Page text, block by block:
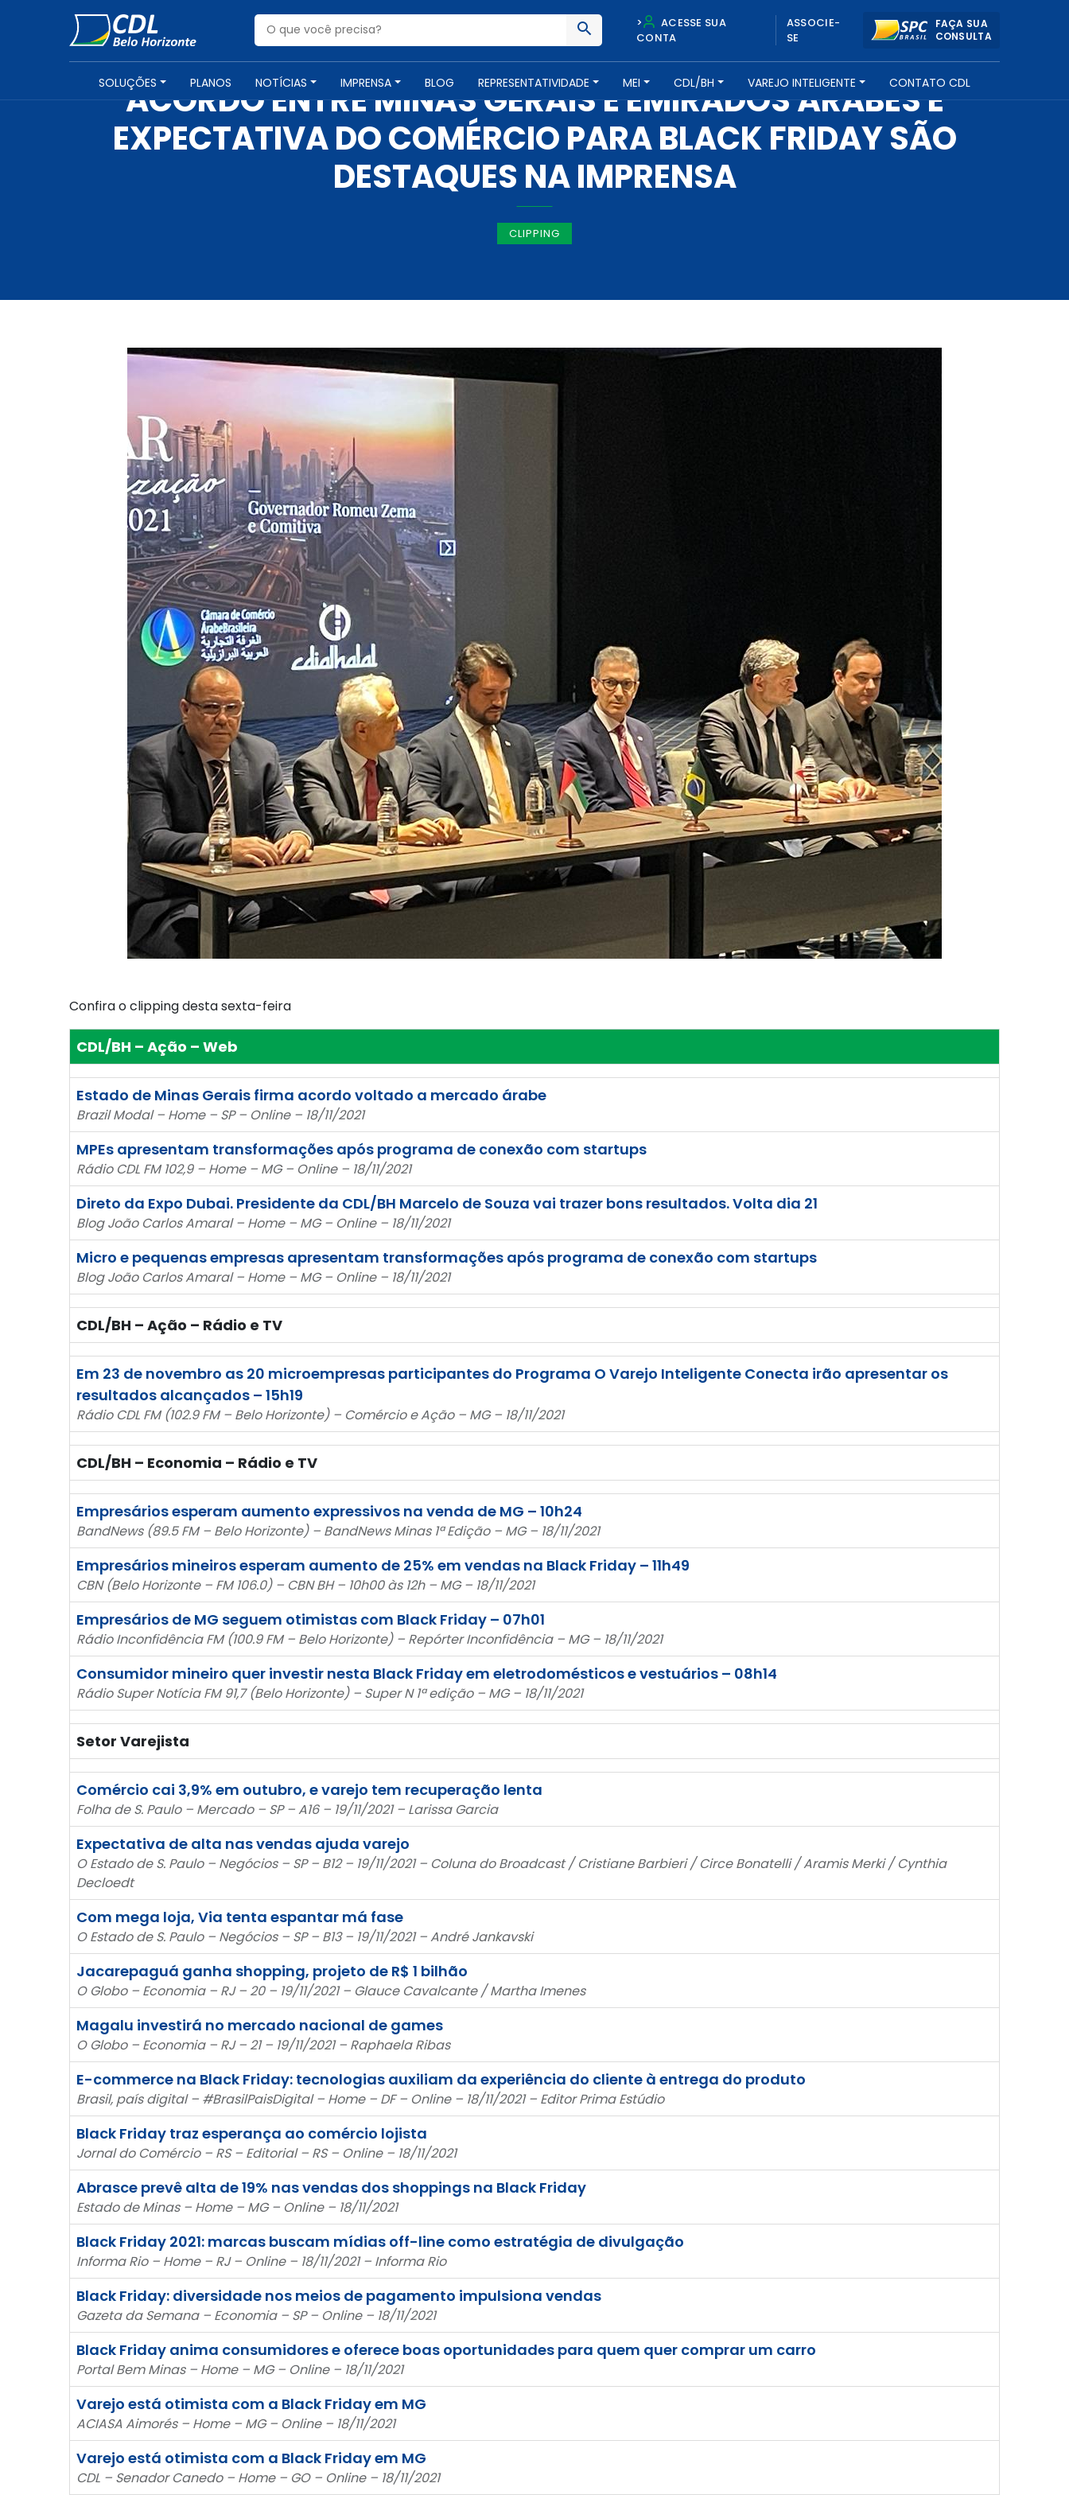
>
ACESSE SUA
CONTA
ASSOCIE-
SE
FAÇA SUA
CONSULTA
SOLUÇÕES PLANOS NOTÍCIAS IMPRENSA BLOG REPRESENTATIVIDADE MEI CDL/BH VAREJO INTELIGENTE CONTATO CDL
IMPRENSA -19 DE NOVEMBRO DE 2021
ACORDO ENTRE MINAS GERAIS E EMIRADOS ÁRABES E
EXPECTATIVA DO COMÉRCIO PARA BLACK FRIDAY SÃO
DESTAQUES NA IMPRENSA
CLIPPING
Confira o clipping desta sexta-feira
CDL/BH – Ação – Web
Estado de Minas Gerais firma acordo voltado a mercado árabe
Brazil Modal – Home – SP – Online – 18/11/2021
MPEs apresentam transformações após programa de conexão com startups
Rádio CDL FM 102,9 – Home – MG – Online – 18/11/2021
Direto da Expo Dubai. Presidente da CDL/BH Marcelo de Souza vai trazer bons resultados. Volta dia 21
Blog João Carlos Amaral – Home – MG – Online – 18/11/2021
Micro e pequenas empresas apresentam transformações após programa de conexão com startups
Blog João Carlos Amaral – Home – MG – Online – 18/11/2021
CDL/BH – Ação – Rádio e TV
Em 23 de novembro as 20 microempresas participantes do Programa O Varejo Inteligente Conecta irão apresentar os
resultados alcançados – 15h19
Rádio CDL FM (102.9 FM – Belo Horizonte) – Comércio e Ação – MG – 18/11/2021
CDL/BH – Economia – Rádio e TV
Empresários esperam aumento expressivos na venda de MG – 10h24
BandNews (89.5 FM – Belo Horizonte) – BandNews Minas 1ª Edição – MG – 18/11/2021
Empresários mineiros esperam aumento de 25% em vendas na Black Friday – 11h49
CBN (Belo Horizonte – FM 106.0) – CBN BH – 10h00 às 12h – MG – 18/11/2021
Empresários de MG seguem otimistas com Black Friday – 07h01
Rádio Inconfidência FM (100.9 FM – Belo Horizonte) – Repórter Inconfidência – MG – 18/11/2021
Consumidor mineiro quer investir nesta Black Friday em eletrodomésticos e vestuários – 08h14
Rádio Super Notícia FM 91,7 (Belo Horizonte) – Super N 1ª edição – MG – 18/11/2021
Setor Varejista
Comércio cai 3,9% em outubro, e varejo tem recuperação lenta
Folha de S. Paulo – Mercado – SP – A16 – 19/11/2021 – Larissa Garcia
Expectativa de alta nas vendas ajuda varejo
O Estado de S. Paulo – Negócios – SP – B12 – 19/11/2021 – Coluna do Broadcast / Cristiane Barbieri / Circe Bonatelli / Aramis Merki / Cynthia
Decloedt
Com mega loja, Via tenta espantar má fase
O Estado de S. Paulo – Negócios – SP – B13 – 19/11/2021 – André Jankavski
Jacarepaguá ganha shopping, projeto de R$ 1 bilhão
O Globo – Economia – RJ – 20 – 19/11/2021 – Glauce Cavalcante / Martha Imenes
Magalu investirá no mercado nacional de games
O Globo – Economia – RJ – 21 – 19/11/2021 – Raphaela Ribas
E-commerce na Black Friday: tecnologias auxiliam da experiência do cliente à entrega do produto
Brasil, país digital – #BrasilPaisDigital – Home – DF – Online – 18/11/2021 – Editor Prima Estúdio
Black Friday traz esperança ao comércio lojista
Jornal do Comércio – RS – Editorial – RS – Online – 18/11/2021
Abrasce prevê alta de 19% nas vendas dos shoppings na Black Friday
Estado de Minas – Home – MG – Online – 18/11/2021
Black Friday 2021: marcas buscam mídias off-line como estratégia de divulgação
Informa Rio – Home – RJ – Online – 18/11/2021 – Informa Rio
Black Friday: diversidade nos meios de pagamento impulsiona vendas
Gazeta da Semana – Economia – SP – Online – 18/11/2021
Black Friday anima consumidores e oferece boas oportunidades para quem quer comprar um carro
Portal Bem Minas – Home – MG – Online – 18/11/2021
Varejo está otimista com a Black Friday em MG
ACIASA Aimorés – Home – MG – Online – 18/11/2021
Varejo está otimista com a Black Friday em MG
CDL – Senador Canedo – Home – GO – Online – 18/11/2021